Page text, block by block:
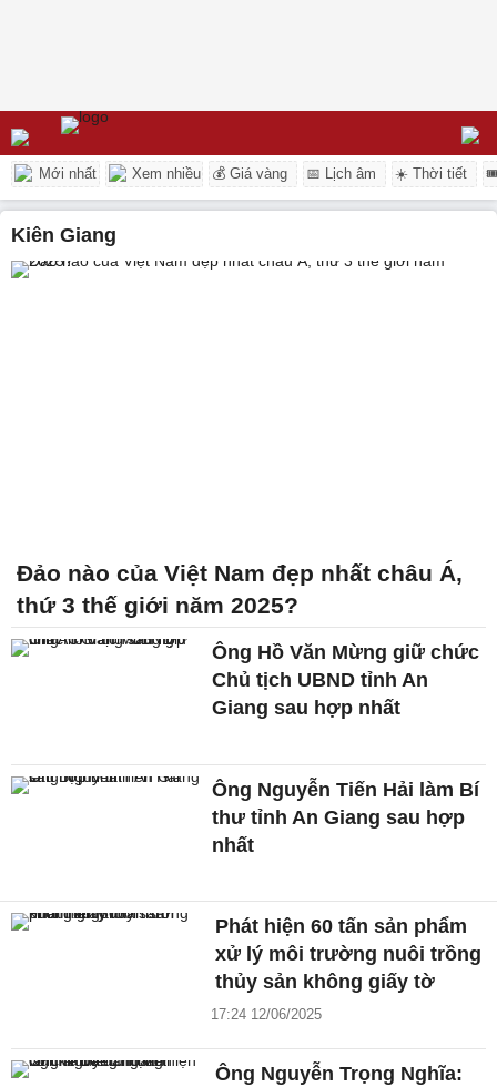
Mới nhất Xem nhiều 💰 Giá vàng 📅 Lịch âm ☀️ Thời tiết
Kiên Giang
Đảo nào của Việt Nam đẹp nhất châu Á,
thứ 3 thế giới năm 2025?
Ông Hồ Văn Mừng giữ chức
Chủ tịch UBND tỉnh An
Giang sau hợp nhất
Ông Nguyễn Tiến Hải làm Bí
thư tỉnh An Giang sau hợp
nhất
Phát hiện 60 tấn sản phẩm
xử lý môi trường nuôi trồng
thủy sản không giấy tờ
17:24 12/06/2025
Ông Nguyễn Trọng Nghĩa: